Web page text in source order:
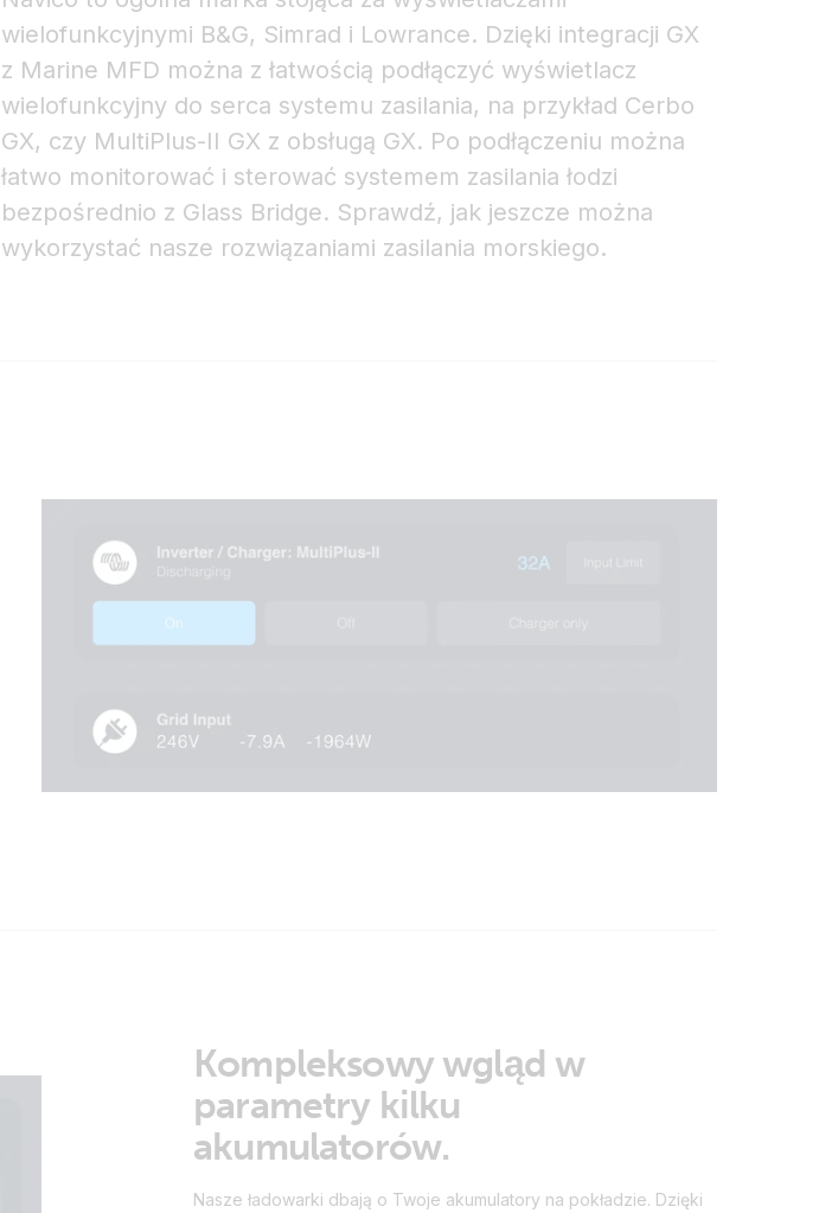
wielofunkcyjnymi B&G, Simrad i Lowrance. Dzięki integracji GX
z Marine MFD można z łatwością podłączyć wyświetlacz
wielofunkcyjny do serca systemu zasilania, na przykład Cerbo
GX, czy MultiPlus-II GX z obsługą GX. Po podłączeniu można
łatwo monitorować i sterować systemem zasilania łodzi
bezpośrednio z Glass Bridge. Sprawdź, jak jeszcze można
wykorzystać nasze rozwiązaniami zasilania morskiego.
Kompleksowy wgląd w
parametry kilku
akumulatorów.
Nasze ładowarki dbają o Twoje akumulatory na pokładzie. Dzięki